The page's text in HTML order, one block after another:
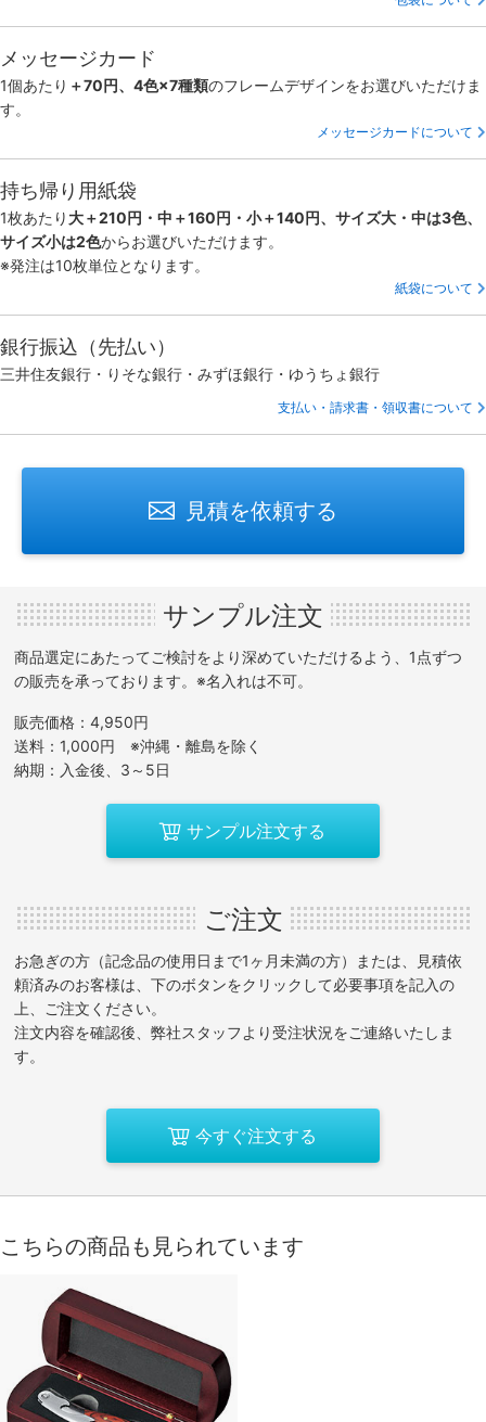
メッセージカード
1個あたり ＋70円、4色×7種類のフレームデザインをお選びいただけま
す。
メッセージカードについて
持ち帰り用紙袋
1枚あたり 大＋210円・中＋160円・小＋140円、サイズ大・中は3色、
サイズ小は2色からお選びいただけます。
※発注は10枚単位となります。
紙袋について
銀行振込（先払い）
三井住友銀行・りそな銀行・みずほ銀行・ゆうちょ銀行
支払い・請求書・領収書について
見積を依頼する
サンプル注文
商品選定にあたってご検討をより深めていただけるよう、1点ずつ
の販売を承っております。※名入れは不可。
販売価格：4,950円
送料：1,000円 ※沖縄・離島を除く
納期：入金後、3～5日
サンプル注文する
ご注文
お急ぎの方（記念品の使用日まで1ヶ月未満の方）または、見積依
頼済みのお客様は、下のボタンをクリックして必要事項を記入の
上、ご注文ください。
注文内容を確認後、弊社スタッフより受注状況をご連絡いたしま
す。
今すぐ注文する
こちらの商品も見られています